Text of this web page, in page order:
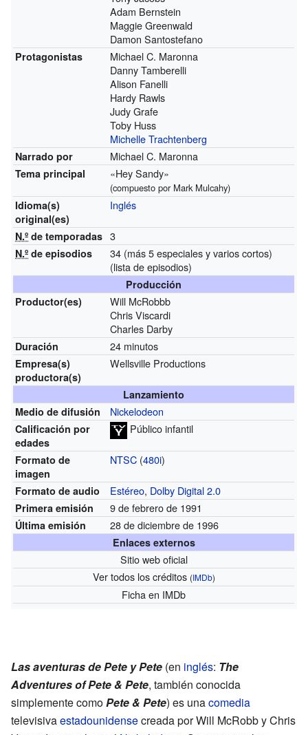
Adam Bernstein
Maggie Greenwald
Damon Santostefano
Protagonistas
Michael C. Maronna
Danny Tamberelli
Alison Fanelli
Hardy Rawls
Judy Grafe
Toby Huss
Michelle Trachtenberg
Narrado por Michael C. Maronna
Tema principal «Hey Sandy»
(compuesto por Mark Mulcahy)
Idioma(s)
original(es)
Inglés
N.º de temporadas 3
N.º de episodios
34 (más 5 especiales y varios cortos)
(lista de episodios)
Producción
Productor(es)
Will McRobbb
Chris Viscardi
Charles Darby
Duración 24 minutos
Empresa(s)
productora(s)
Wellsville Productions
Lanzamiento
Medio de difusión
Nickelodeon
Calificación por
edades
Público infantil
Formato de
imagen
NTSC (480i)
Formato de audio Estéreo, Dolby Digital 2.0
Primera emisión 9 de febrero de 1991
Última emisión 28 de diciembre de 1996
Enlaces externos
Sitio web oficial
Ver todos los créditos (IMDb)
Fichaen IMDb
Las aventuras de Pete y Pete (en inglés: The
Adventures of Pete & Pete, también conocida
simplemente comoPete & Pete) es unacomedia
televisivaestadounidensecreada por Will McRobb y Chris